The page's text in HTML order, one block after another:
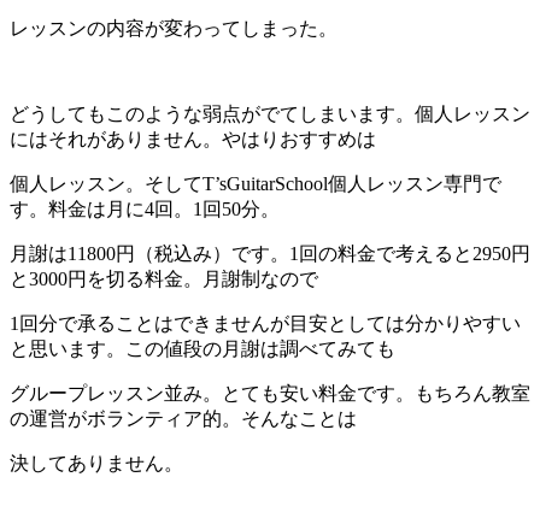
レッスンの内容が変わってしまった。
どうしてもこのような弱点がでてしまいます。個人レッスン
にはそれがありません。やはりおすすめは
個人レッスン。そしてT’sGuitarSchool個人レッスン専門で
す。料金は月に4回。1回50分。
月謝は11800円（税込み）です。1回の料金で考えると2950円
と3000円を切る料金。月謝制なので
1回分で承ることはできませんが目安としては分かりやすい
と思います。この値段の月謝は調べてみても
グループレッスン並み。とても安い料金です。もちろん教室
の運営がボランティア的。そんなことは
決してありません。